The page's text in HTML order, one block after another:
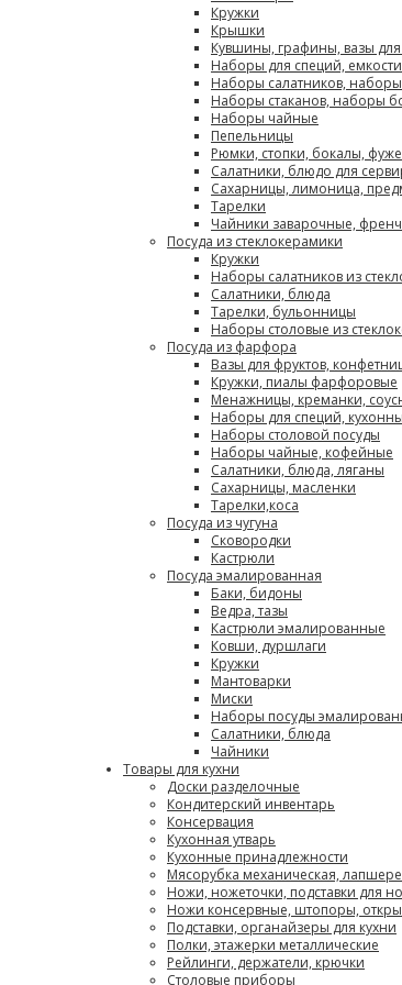
Кружки
Крышки
Кувшины, графины, вазы для
Наборы для специй,
Наборы салатников,
Наборы стаканов, наборы
Наборы чайные
Пепельницы
Рюмки, стопки, бокалы,
Салатники, блюдо для
Сахарницы, лимоница,
Тарелки
Чайники заварочные,
Посуда из стеклокерамики
Кружки
Наборы салатников из
Салатники, блюда
Тарелки, бульонницы
Наборы столовые из
Посуда из фарфора
Вазы для фруктов,
Кружки, пиалы фарфоровые
Менажницы, креманки,
Наборы для специй,
Наборы столовой посуды
Наборы чайные, кофейные
Салатники, блюда, ляганы
Сахарницы, масленки
Тарелки,коса
Посуда из чугуна
Сковородки
Кастрюли
Посуда эмалированная
Баки, бидоны
Ведра, тазы
Кастрюли эмалированные
Ковши, дуршлаги
Кружки
Мантоварки
Миски
Наборы посуды
Салатники, блюда
Чайники
Товары для кухни
Доски разделочные
Кондитерский инвентарь
Консервация
Кухонная утварь
Кухонные принадлежности
Мясорубка механическая,
Ножи, ножеточки, подставки для
Ножи консервные, штопоры,
Подставки, органайзеры для кухни
Полки, этажерки металлические
Рейлинги, держатели, крючки
Столовые приборы